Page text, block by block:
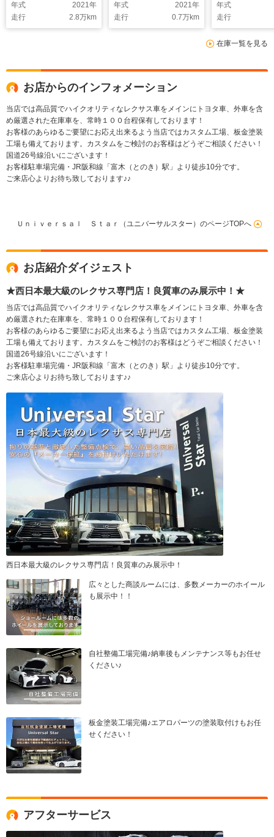
ーカメラ/純正OP20イ
ンチホイール/黒本革P
シート(冷温機能)/全ド
コ/ETC2.0
年式
2021年
走行
2.8万km
ドカーボンエクステリ
ア/LEAPDESIGNエア
ロ/パワークラフト可
ダウンKIT/Fリフタ
ー/ETC
年式
2021年
走行
0.7万km
ーカメラ/純正
ンチホイール/
ート(冷温機能
ーフ/全ドアソ
ク/HUD/
年式
走行
在庫一覧を見る
お店からのインフォメーション
当店では高品質でハイクオリティなレクサス車をメインにトヨタ車、外車を含
め厳選された在庫車を、常時１００台程保有しております！
お客様のあらゆるご要望にお応え出来るよう当店ではカスタム工場、板金塗装
工場も備えております。カスタムをご検討のお客様はどうぞご相談ください！
国道26号線沿いにございます！
お客様駐車場完備・JR阪和線「富木（とのき）駅」より徒歩10分です。
ご来店心よりお待ち致しております♪♪
Ｕｎｉｖｅｒｓａｌ Ｓｔａｒ（ユニバーサルスター）のページTOPへ
お店紹介ダイジェスト
★西日本最大級のレクサス専門店！良質車のみ展示中！★
当店では高品質でハイクオリティなレクサス車をメインにトヨタ車、外車を含
め厳選された在庫車を、常時１００台程保有しております！
お客様のあらゆるご要望にお応え出来るよう当店ではカスタム工場、板金塗装
工場も備えております。カスタムをご検討のお客様はどうぞご相談ください！
国道26号線沿いにございます！
お客様駐車場完備・JR阪和線「富木（とのき）駅」より徒歩10分です。
ご来店心よりお待ち致しております♪♪
西日本最大級のレクサス専門店！良質車のみ展示中！
広々とした商談ルームには、多数メーカーのホイール
も展示中！！
自社整備工場完備♪納車後もメンテナンス等もお任せ
ください♪
板金塗装工場完備♪エアロパーツの塗装取付けもお任
せください！
アフターサービス